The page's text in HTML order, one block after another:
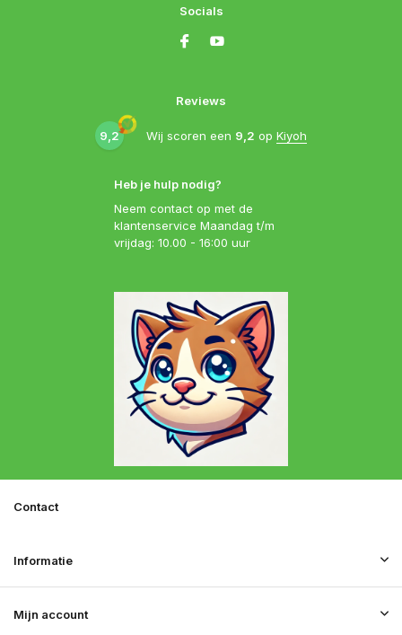
Heb je hulp nodig?
Neem contact op met de
klantenservice Maandag t/m
vrijdag: 10.00 - 16:00 uur
Reviews
9,2 Wij scoren een 9,2 op Kiyoh
Socials
Mijn account
Informatie
Contact